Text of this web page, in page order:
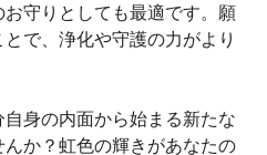
守りとしても最適です。願
で、浄化や守護の力がより
身の内面から始まる新たな
か？虹色の輝きがあなたの